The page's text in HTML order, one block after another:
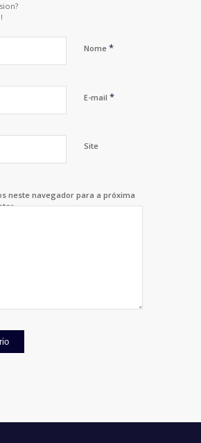
Nome *
E-mail *
Site
neste navegador para a próxima